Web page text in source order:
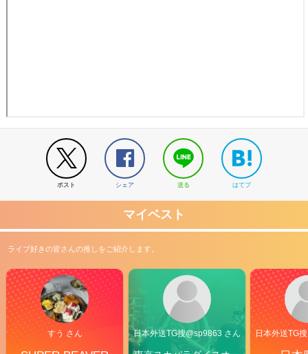
ポスト シェア 送る はてブ
マイベスト
ライブ好きの皆さんの推しをご紹介します。
すう さん 日本外送TG搜@sp9863 さん 日本外送TG